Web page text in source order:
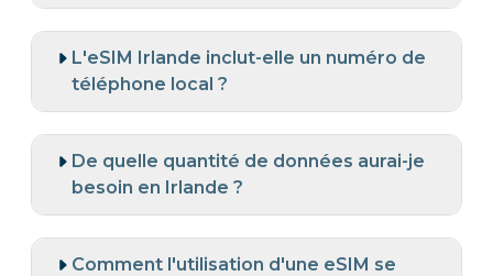
L'eSIM Irlande inclut-elle un numéro de
téléphone local ?
De quelle quantité de données aurai-je
besoin en Irlande ?
Comment l'utilisation d'une eSIM se